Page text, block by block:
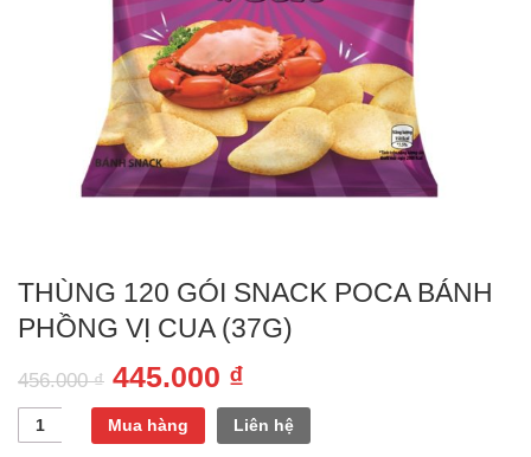
THÙNG 120 GÓI SNACK POCA BÁNH
PHỒNG VỊ CUA (37G)
456.000₫ 445.000 ₫
Quantity Mua hàng Liên hệ